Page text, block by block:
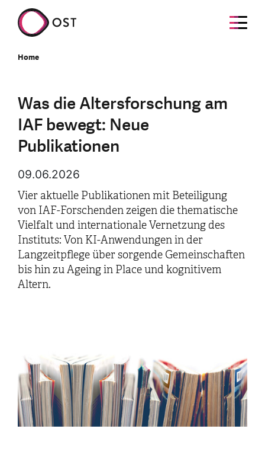
Home
Was die Altersforschung am
IAF bewegt: Neue
Publikationen
09.06.2026
Vier aktuelle Publikationen mit Beteiligung
von IAF-Forschenden zeigen die thematische
Vielfalt und internationale Vernetzung des
Instituts: Von KI-Anwendungen in der
Langzeitpflege über sorgende Gemeinschaften
bis hin zu Ageing in Place und kognitivem
Altern.